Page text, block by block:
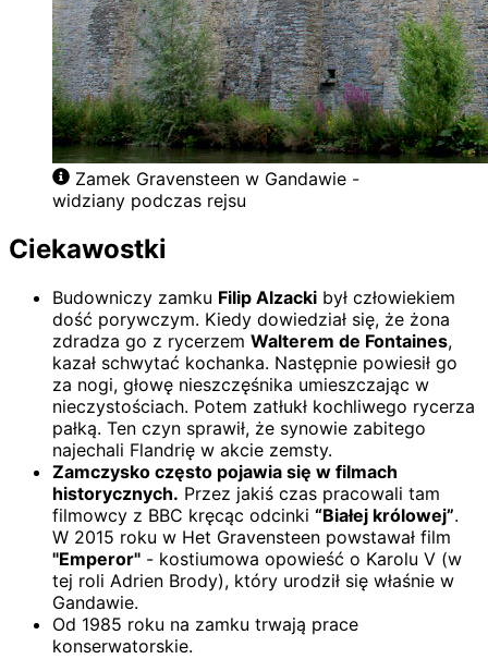
Zamek Gravensteen w Gandawie -
widziany podczas rejsu
Ciekawostki
Budowniczy zamku Filip Alzacki był człowiekiem
dość porywczym. Kiedy dowiedział się, że żona
zdradza go z rycerzem Walterem de Fontaines,
kazał schwytać kochanka. Następnie powiesił go
za nogi, głowę nieszczęśnika umieszczając w
nieczystościach. Potem zatłukł kochliwego rycerza
pałką. Ten czyn sprawił, że synowie zabitego
najechali Flandrię w akcie zemsty.
Zamczysko często pojawia się w filmach
historycznych. Przez jakiś czas pracowali tam
filmowcy z BBC kręcąc odcinki “Białej królowej”.
W 2015 roku w Het Gravensteen powstawał film
"Emperor" - kostiumowa opowieść o Karolu V (w
tej roli Adrien Brody), który urodził się właśnie w
Gandawie.
Od 1985 roku na zamku trwają prace
konserwatorskie.